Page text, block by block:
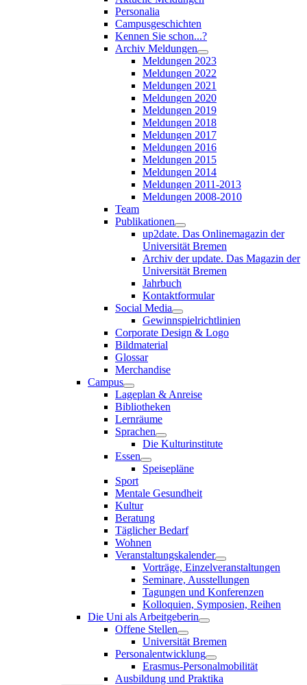
Personalia
Campusgeschichten
Kennen Sie schon...?
Archiv Meldungen
Meldungen 2023
Meldungen 2022
Meldungen 2021
Meldungen 2020
Meldungen 2019
Meldungen 2018
Meldungen 2017
Meldungen 2016
Meldungen 2015
Meldungen 2014
Meldungen 2011-2013
Meldungen 2008-2010
Team
Publikationen
up2date. Das Onlinemagazin der
Universität Bremen
Archiv der update. Das Magazin der
Universität Bremen
Jahrbuch
Kontaktformular
Social Media
Gewinnspielrichtlinien
Corporate Design & Logo
Bildmaterial
Glossar
Merchandise
Campus
Lageplan & Anreise
Bibliotheken
Lernräume
Sprachen
Die Kulturinstitute
Essen
Speisepläne
Sport
Mentale Gesundheit
Kultur
Beratung
Täglicher Bedarf
Wohnen
Veranstaltungskalender
Vorträge, Einzelveranstaltungen
Seminare, Ausstellungen
Tagungen und Konferenzen
Kolloquien, Symposien, Reihen
Die Uni als Arbeitgeberin
Offene Stellen
Universität Bremen
Personalentwicklung
Erasmus-Personalmobilität
Ausbildung und Praktika